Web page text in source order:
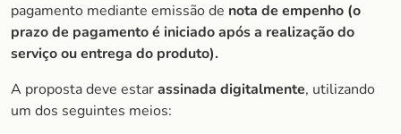
pagamento mediante emissão de nota de empenho (o
prazo de pagamento é iniciado após a realização do
serviço ou entrega do produto).
A proposta deve estarassinada digitalmente, utilizando
um dos seguintes meios: